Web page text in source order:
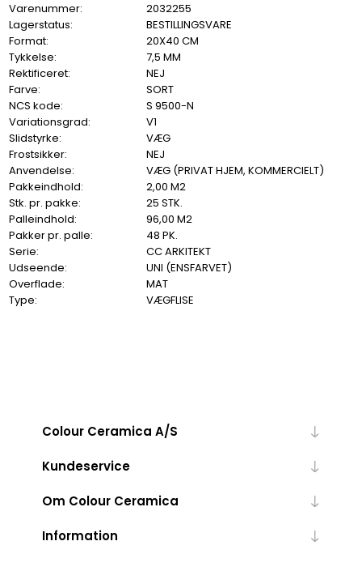
Varenummer:
2032255
Lagerstatus:
BESTILLINGSVARE
Format:
20X40 CM
Tykkelse:
7,5 MM
Rektificeret:
NEJ
Farve:
SORT
NCS kode:
S 9500-N
Variationsgrad:
V1
Slidstyrke:
VÆG
Frostsikker:
NEJ
Anvendelse:
VÆG (PRIVAT HJEM, KOMMERCIELT)
Pakkeindhold:
2,00 M2
Stk. pr. pakke:
25 STK.
Palleindhold:
96,00 M2
Pakker pr. palle:
48 PK.
Serie:
CC ARKITEKT
Udseende:
UNI (ENSFARVET)
Overflade:
MAT
Type:
VÆGFLISE
Colour Ceramica A/S
Kundeservice
Om Colour Ceramica
Information